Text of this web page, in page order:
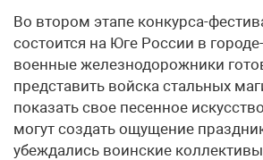
Во втором этапе конкурса-
состоится на Юге России в
военные железнодорожники
представить войска стальных
показать свое песенное
могут создать ощущение
убеждались воинские